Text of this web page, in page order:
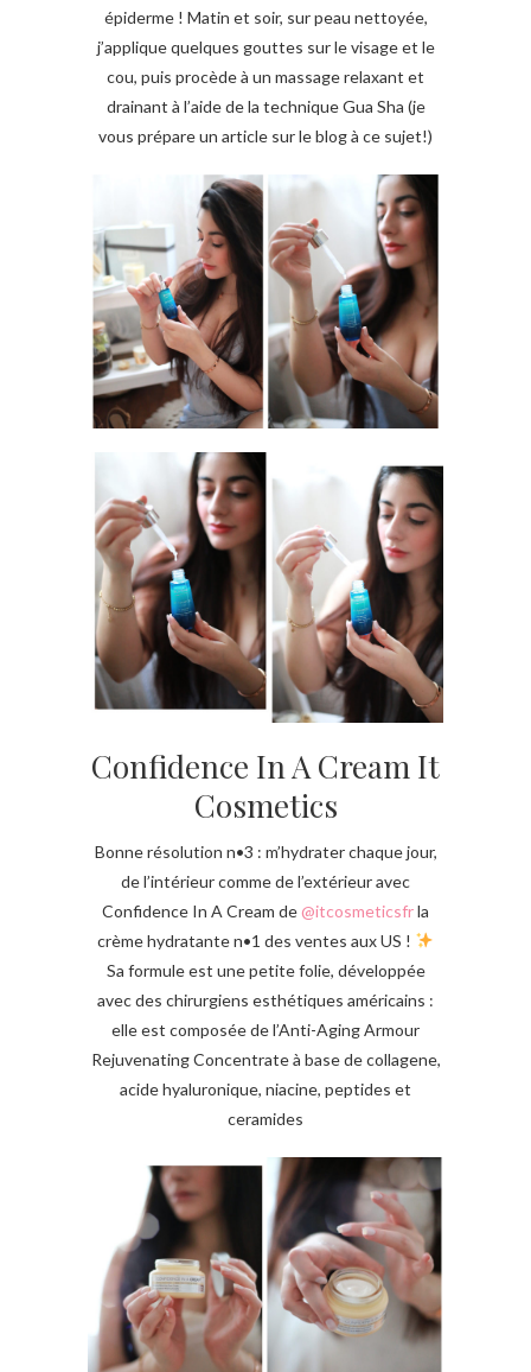
épiderme ! Matin et soir, sur peau nettoyée,
j’applique quelques gouttes sur le visage et le
cou, puis procède à un massage relaxant et
drainant à l’aide de la technique Gua Sha (je
vous prépare un article sur le blog à ce sujet!)
Confidence In A Cream It
Cosmetics
Bonne résolution n•3 : m’hydrater chaque jour,
de l’intérieur comme de l’extérieur avec
Confidence In A Cream de@itcosmeticsfrla
crème hydratante n•1 des ventes aux US !
Sa formule est une petite folie, développée
avec des chirurgiens esthétiques américains :
elle est composée de l’Anti-Aging Armour
Rejuvenating Concentrate à base de collagene,
acide hyaluronique, niacine, peptides et
ceramides